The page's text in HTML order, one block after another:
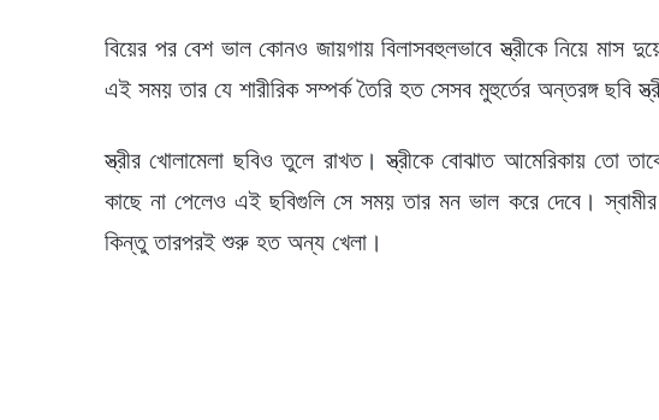
বিয়ের পর বেশ ভাল কোনও জায়গায় বিলাসবহুলভাবে স্ত্রীকে নিয়ে মাস
এই সময় তার যে শারীরিক সম্পর্ক তৈরি হত সেসব মুহুর্তের অন্তরঙ্গ ছবি
স্ত্রীর খোলামেলা ছবিও তুলে রাখত। স্ত্রীকে বোঝাত আমেরিকায় তো
কাছে না পেলেও এই ছবিগুলি সে সময় তার মন ভাল করে দেবে।
কিন্তু তারপরই শুরু হত অন্য খেলা।